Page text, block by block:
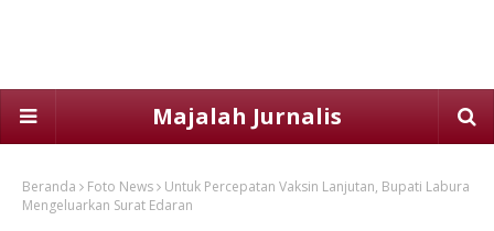
Majalah Jurnalis
Beranda Foto News
Untuk Percepatan Vaksin Lanjutan, Bupati Labura
Mengeluarkan Surat Edaran